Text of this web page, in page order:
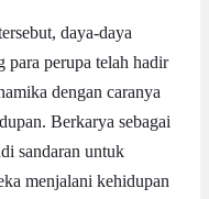
daya-daya
para perupa telah hadir
dengan caranya
Berkarya sebagai
sandaran untuk
menjalani kehidupan